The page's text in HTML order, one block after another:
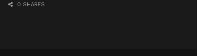
0 SHARES